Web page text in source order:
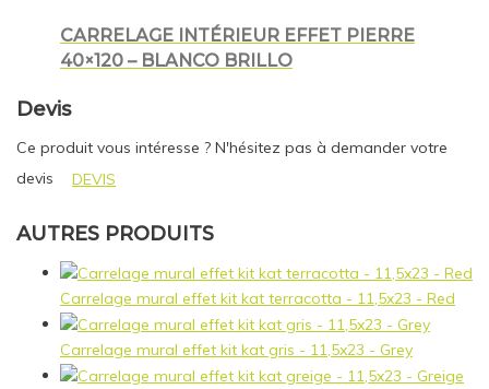
était :
€44.28.
est :
€33.25.
CARRELAGE INTÉRIEUR EFFET PIERRE
40×120 – BLANCO BRILLO
Devis
Ce produit vous intéresse ? N'hésitez pas à demander votre
devis
DEVIS
AUTRES PRODUITS
Carrelage mural effet kit kat terracotta - 11,5x23 - Red
Carrelage mural effet kit kat gris - 11,5x23 - Grey